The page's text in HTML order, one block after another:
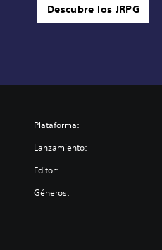
Descubre los JRPG
Plataforma:
Lanzamiento:
Editor:
Géneros: